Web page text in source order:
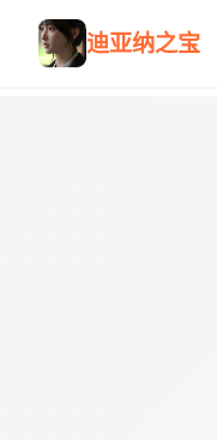
迪亚纳之宝